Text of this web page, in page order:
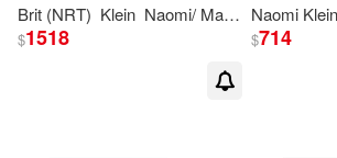
Brit (NRT) Klein Naomi/ Marling
$1518
Naomi Klein
$714